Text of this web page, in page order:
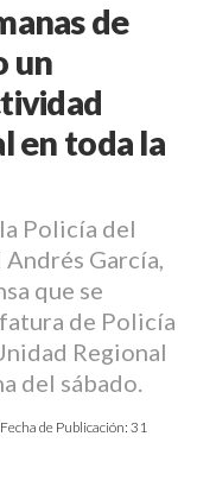
de
un
en toda la
Policía del
García,
que se
de Policía
Regional
del sábado.
de Publicación:31